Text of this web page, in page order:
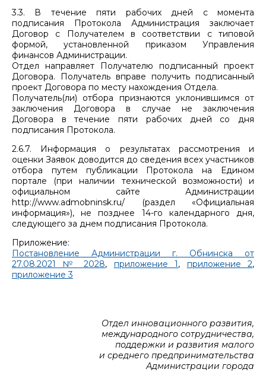
3.3. В течение пяти рабочих дней с момента
подписания Протокола Администрация заключает
Договор с Получателем в соответствии с типовой
формой, установленной приказом Управления
финансов Администрации.
Отдел направляет Получателю подписанный проект
Договора. Получатель вправе получить подписанный
проект Договора по месту нахождения Отдела.
Получатель(ли) отбора признаются уклонившимся от
заключения Договора в случае не заключения
Договора в течение пяти рабочих дней со дня
подписания Протокола.
2.6.7. Информация о результатах рассмотрения и
оценки Заявок доводится до сведения всех участников
отбора путем публикации Протокола на Едином
портале (при наличии технической возможности) и
официальном сайте Администрации
http://www.admobninsk.ru/ (раздел «Официальная
информация»), не позднее 14-го календарного дня,
следующего за днем подписания Протокола.
Приложение:
Постановление Администрации г. Обнинска от
27.08.2021 № 2028, приложение 1 , приложение 2,
приложение 3
Отдел инновационного развития,
международного сотрудничества,
поддержки и развития малого
и среднего предпринимательства
Администрации города